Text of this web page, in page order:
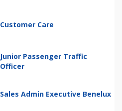
Customer Care
Junior Passenger Traffic
Officer
Sales Admin Executive Benelux